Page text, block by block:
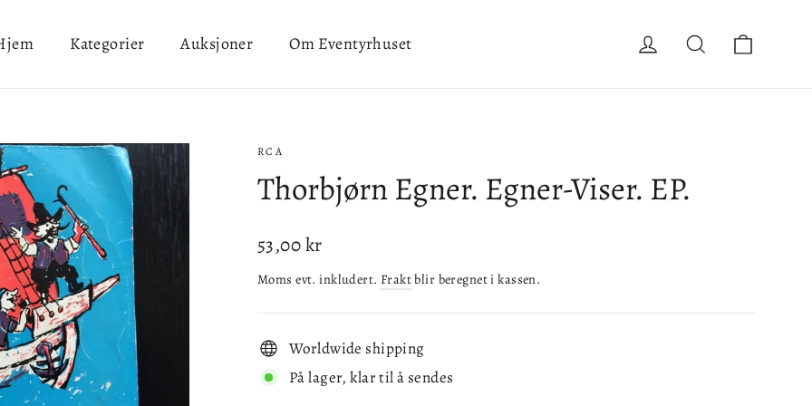
Kategorier Auksjoner Om Eventyrhuset Logg inn
RCA
Thorbjørn Egner. Egner-Viser. EP.
Ordinær
53,00 kr
Moms evt. inkludert. Fraktblir beregnet i kassen.
Worldwide shipping
På lager, klar til å sendes